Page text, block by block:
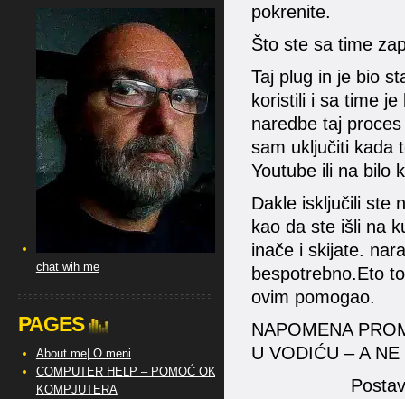
pokrenite.
Što ste sa time
Taj plug in je bio
koristili i sa time
naredbe taj
sam uključiti kada
Youtube ili na bilo
Dakle isključili ste
kao da ste išli na
inače i skijate.
bespotrebno.Eto
ovim pomogao.
NAPOMENA
U VODIĆU – A
chat wih me
PAGES
About me| O meni
COMPUTER HELP – POMOĆ OKO
KOMPJUTERA